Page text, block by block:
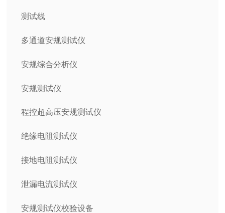
测试线
多通道安规测试仪
安规综合分析仪
安规测试仪
程控超高压安规测试仪
绝缘电阻测试仪
接地电阻测试仪
泄漏电流测试仪
安规测试仪校验设备